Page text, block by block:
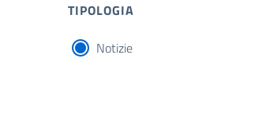
TIPOLOGIA
tipologia di articoli
Notizie